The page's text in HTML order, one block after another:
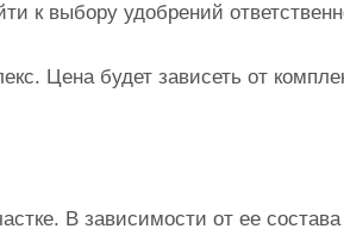
к выбору удобрений
Цена будет зависеть от
В зависимости от ее